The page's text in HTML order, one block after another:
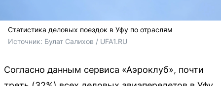
Статистика деловых поездок в Уфу по отраслям
Источник: Булат Салихов / UFA1.RU
Согласно данным сервиса «Аэроклуб», почти